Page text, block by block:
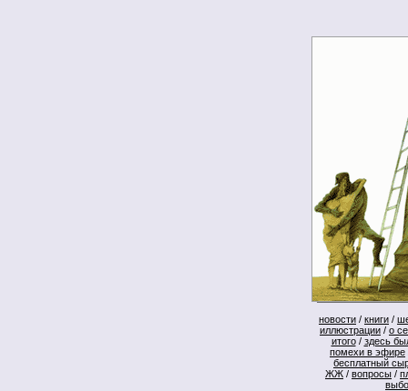
новости / книги /
иллюстрации / о
итого/ здесь
помехи в эфире
бесплатный
ЖЖ / вопросы /